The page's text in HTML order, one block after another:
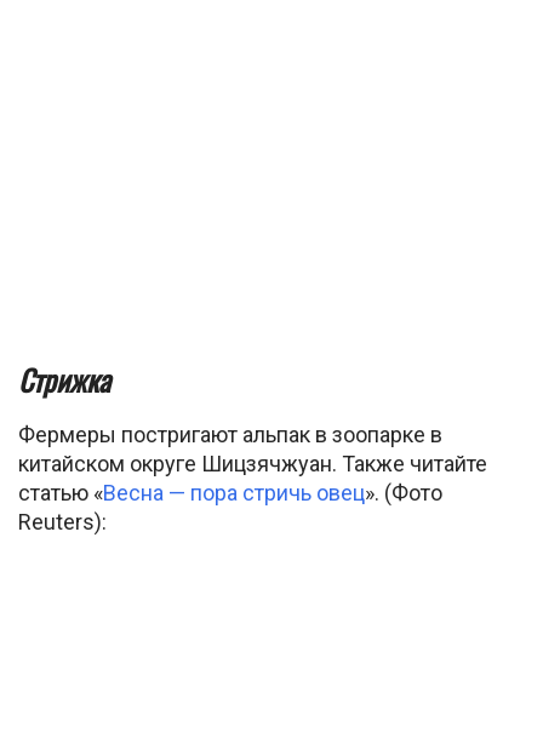
Стрижка
Фермеры постригают альпак в зоопарке в
китайском округе Шицзячжуан. Также читайте
статью «Весна — пора стричь овец». (Фото
Reuters):